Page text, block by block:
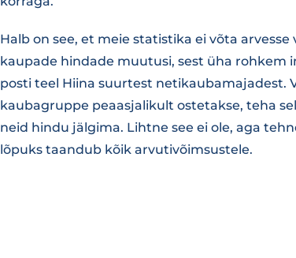
Halb on see, et meie statistika ei võta
kaupade hindade muutusi, sest üha rohkem
posti teel Hiina suurtest netikaubamajadest.
kaubagruppe peaasjalikult ostetakse, teha
neid hindu jälgima. Lihtne see ei ole, aga
lõpuks taandub kõik arvutivõimsustele.